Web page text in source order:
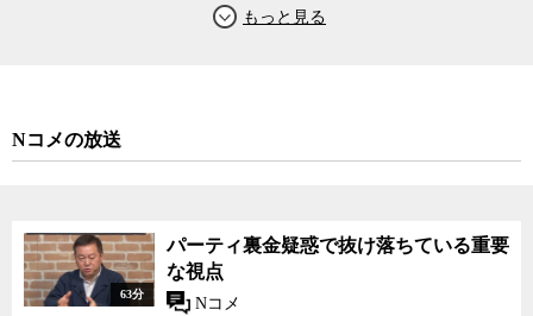
ないことを言い出したのだ。
とができる、貴重な瞬間でもあった。
米軍による環境汚染の恐れを質した。
安倍首相はこの質問には何も答えず、そこで会見は打ち切られ
Nコメの放送
63分
パーティ裏金疑惑で抜け落ちている重要
な視点
Nコメ